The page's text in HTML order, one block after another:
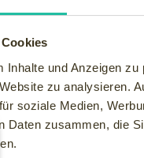
Inhalte und Anzeigen
zu analysieren.
soziale Medien,
Daten zusammen, die
einer Zitrone, 7 Blatt
Zitronensaft